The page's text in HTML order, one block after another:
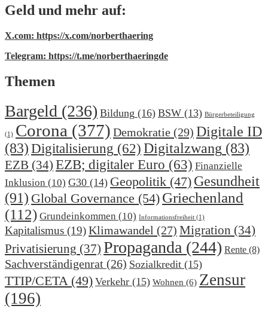
Geld und mehr auf:
X.com: https://x.com/norberthaering
Telegram: https://t.me/norberthaeringde
Themen
Bargeld (236) Bildung (16) BSW (13) Bürgerbeteiligung
(1) Corona (377) Demokratie (29) Digitale ID
(83) Digitalisierung (62) Digitalzwang (83)
EZB (34) EZB; digitaler Euro (63) Finanzielle
Inklusion (10) G30 (14) Geopolitik (47) Gesundheit
(91) Global Governance (54) Griechenland
(112) Grundeinkommen (10) Informationsfreiheit (1)
Kapitalismus (19)Klimawandel (27) Migration (34)
Privatisierung (37) Propaganda (244) Rente (8)
Sachverständigenrat (26) Sozialkredit (15)
TTIP/CETA (49) Verkehr (15) Wohnen (6) Zensur
(196)